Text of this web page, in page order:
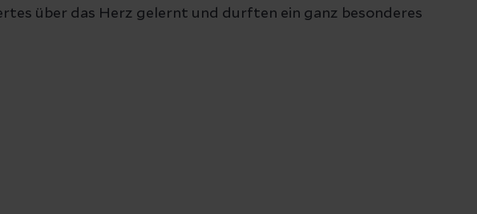
über das Herz gelernt und durften ein ganz besonderes